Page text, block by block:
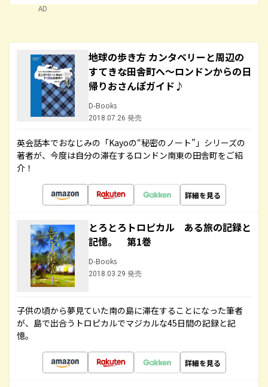
AD
地球の歩き方 カンタベリーと周辺の
すてきな田舎町へ～ロンドンからの日
帰りおさんぽガイド♪
D-Books
2018.07.26 発売
英会話本でおなじみの「Kayoの“秘密のノート”」シリーズの
著者が、今度は自分の滞在するロンドン南東の田舎町をご紹
介！
詳細を見る
とろとろトロピカル ある旅の記録と
記憶。 第1巻
D-Books
2018.03.29 発売
子供の頃から夢見ていた南の島に滞在することになった筆者
が、島で出合うトロピカルでマジカルな45日間の記録と記
憶。
詳細を見る